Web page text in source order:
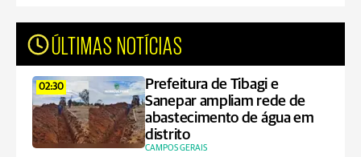
ÚLTIMAS NOTÍCIAS
02:30
Prefeitura de Tibagi e
Sanepar ampliam rede de
abastecimento de água em
distrito
CAMPOS GERAIS